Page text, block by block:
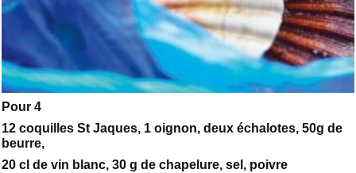
Pour 4
12 coquilles St Jaques, 1 oignon, deux échalotes, 50g de
beurre,
20 cl de vin blanc, 30 g de chapelure, sel, poivre